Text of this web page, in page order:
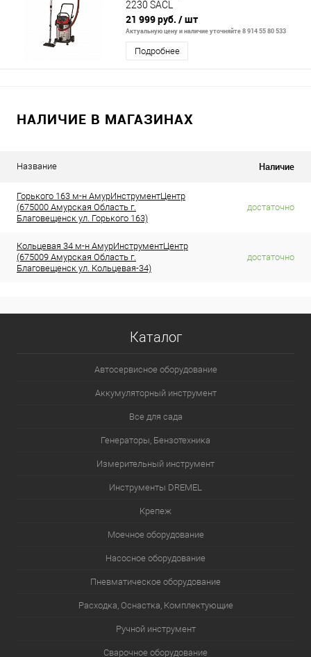
2230 SACL
21 999 руб. / шт
Актуальную цену и наличие уточняйте 8 914 55 80 533
Подробнее
НАЛИЧИЕ В МАГАЗИНАХ
Название Наличие
Горького 163 м-н АмурИнструментЦентр
(675000 Амурская Область г.
Благовещенск ул. Горького 163)
достаточно
Кольцевая 34 м-н АмурИнструментЦентр
(675009 Амурская Область г.
Благовещенск ул. Кольцевая-34)
достаточно
Каталог
Автосервисное оборудование
Аккумуляторный инструмент
Все для сада
Генераторы, Бензотехника
Измерительный инструмент
Инструменты DREMEL
Крепеж
Моечное оборудование
Насосное оборудование
Пневматическое оборудование
Расходка, Оснастка, Комплектующие
Ручной инструмент
Сварочное оборудование